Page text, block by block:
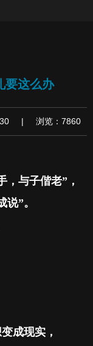
要这么办
| 浏览：7860
，与子偕老” ，
说”。
成现实，